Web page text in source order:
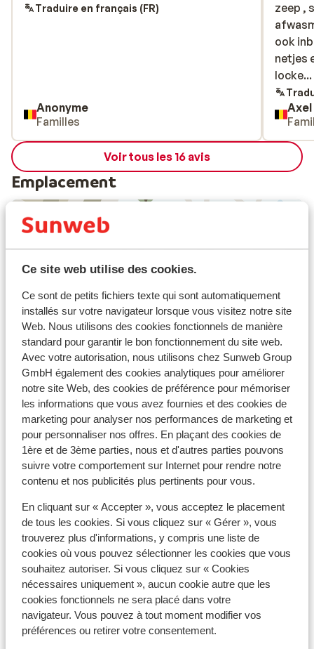
Ce site web utilise des cookies.
Ce sont de petits fichiers texte qui sont automatiquement
installés sur votre navigateur lorsque vous visitez notre site
Web. Nous utilisons des cookies fonctionnels de manière
standard pour garantir le bon fonctionnement du site web.
Avec votre autorisation, nous utilisons chez Sunweb Group
GmbH également des cookies analytiques pour améliorer
notre site Web, des cookies de préférence pour mémoriser
les informations que vous avez fournies et des cookies de
marketing pour analyser nos performances de marketing et
pour personnaliser nos offres. En plaçant des cookies de
1ère et de 3ème parties, nous et d'autres parties pouvons
suivre votre comportement sur Internet pour rendre notre
contenu et nos publicités plus pertinents pour vous.
En cliquant sur « Accepter », vous acceptez le placement
de tous les cookies. Si vous cliquez sur « Gérer », vous
trouverez plus d'informations, y compris une liste de
cookies où vous pouvez sélectionner les cookies que vous
souhaitez autoriser. Si vous cliquez sur « Cookies
nécessaires uniquement », aucun cookie autre que les
cookies fonctionnels ne sera placé dans votre
navigateur. Vous pouvez à tout moment modifier vos
préférences ou retirer votre consentement.
Traduire en français (FR)
Anonyme
Familles
zeep ,
ook
netjes
locker
moet
zeep ,
ook
netjes
locke...
Axel
Voir tous les 16 avis
Emplacement
Afficher sur la carte
À proximité
Distance du centre-ville: environ 50 mètres
Distance de l'aéroport environ 110 kilomètres
Distance jusqu'à la gare environ 23 kilomètres
Distance jusqu'aux pistes de ski environ 100
mètres
Distance jusqu'aux piste de ski de fond
Distance jusqu'aux remontées mécaniques
environ 100 mètres
Distance aux magasins les plus proches environ 50
Distance à la supérette la plus proche
Forfait, cours et matériel de ski
Forfait remontées mécaniques